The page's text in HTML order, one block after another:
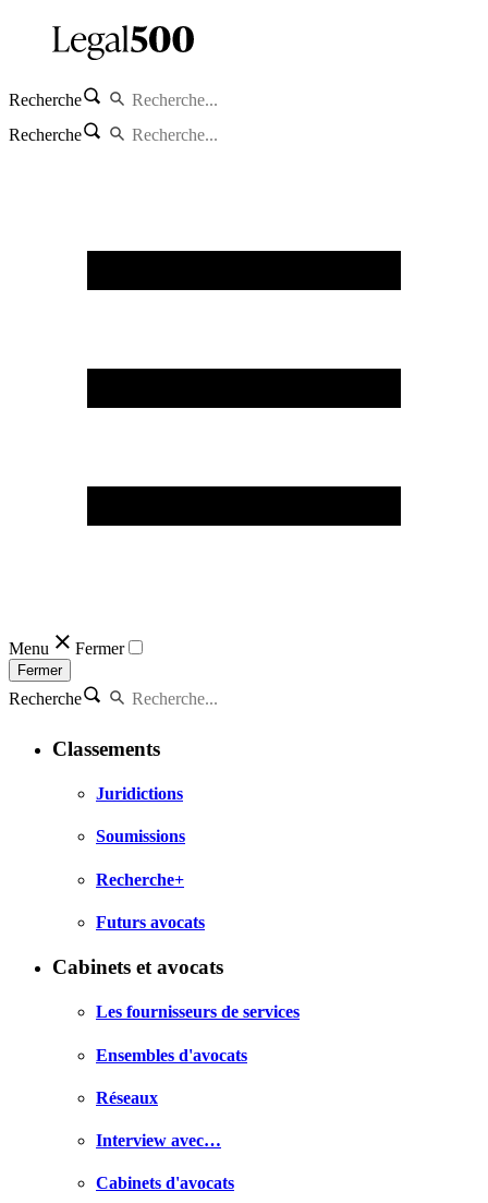
Recherche
Recherche
Menu Fermer
Fermer
Recherche
Classements
Juridictions
Soumissions
Recherche+
Futurs avocats
Cabinets et avocats
Les fournisseurs de services
Ensembles d'avocats
Réseaux
Interview avec…
Cabinets d'avocats